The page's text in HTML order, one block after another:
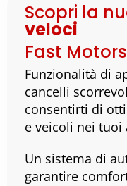
Scopri la
veloci
Fast Motors
Funzionalità di
cancelli
consentirti di
e veicoli nei tuoi
Un sistema di
garantire